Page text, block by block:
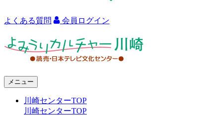
よくある質問 会員ログイン
メニュー
川崎センターTOP
川崎センターTOP